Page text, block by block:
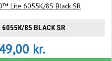
6055K/85 BLACK SR
kr.